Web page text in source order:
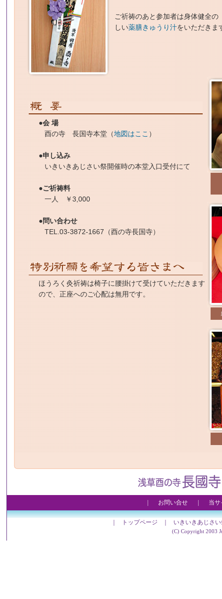
ご祈祷のあと参加者は身体健全の
しい薬膳きゅうり汁をいただきま
●会 場
酉の寺 長国寺本堂（地図はここ ）
●申し込み
いきいきあじさい祭開催時の本堂入口受付にて
●ご祈祷料
一人 ￥3,000
●問い合わせ
TEL.03-3872-1667（酉の寺長国寺）
ほうろく灸祈祷は椅子に腰掛けて受けていただきます
ので、正座へのご心配は無用です。
お問い合せ 当
トップページ いきいきあじさ
(C) Copyright 2003